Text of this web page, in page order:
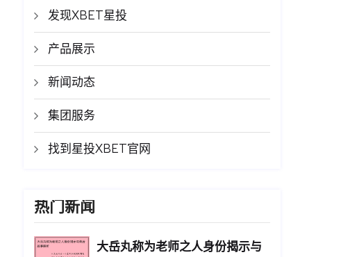
发现XBET星投
产品展示
新闻动态
集团服务
找到星投XBET官网
热门新闻
大岳丸称为老师之人身份揭示与